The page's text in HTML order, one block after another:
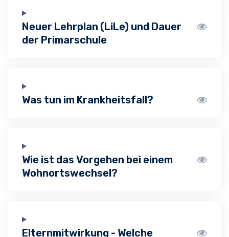
Neuer Lehrplan (LiLe) und Dauer
der Primarschule
Was tun im Krankheitsfall?
Wie ist das Vorgehen bei einem
Wohnortswechsel?
Elternmitwirkung - Welche